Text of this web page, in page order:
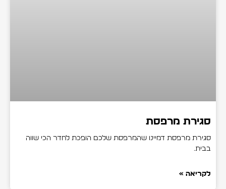
סגירת מרפסת
סגירת מרפסת דמיינו שהמרפסת שלכם הופכת לחדר הכי שווה
בבית.
לקריאה »